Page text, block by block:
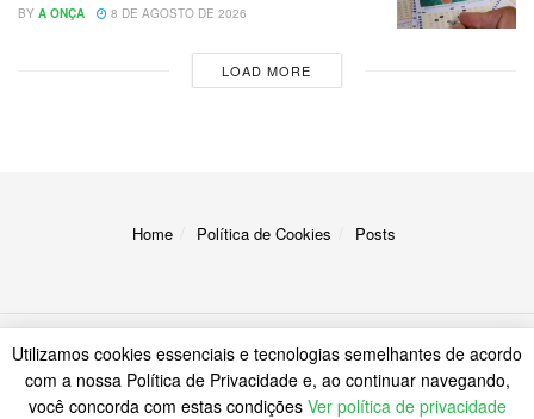
BY A ONÇA 8 DE AGOSTO DE 2026
LOAD MORE
Home Política de Cookies Posts
© 2023A Onça
Utilizamos cookies essenciais e tecnologias semelhantes de acordo
com a nossa Política de Privacidade e, ao continuar navegando,
você concorda com estas condições Ver política de privacidade